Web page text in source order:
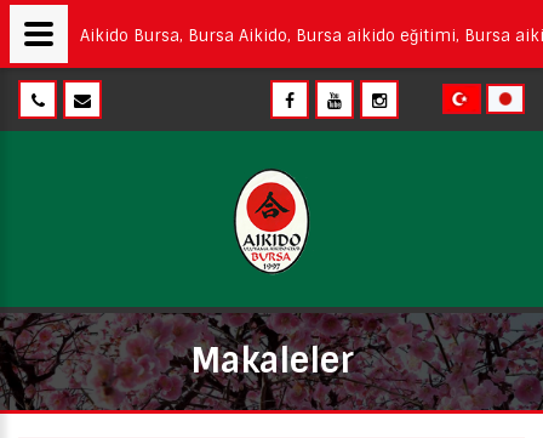
Makaleler
Aikido Bursa, Bursa Aikido, Bursa aikido eğitimi, Bursa